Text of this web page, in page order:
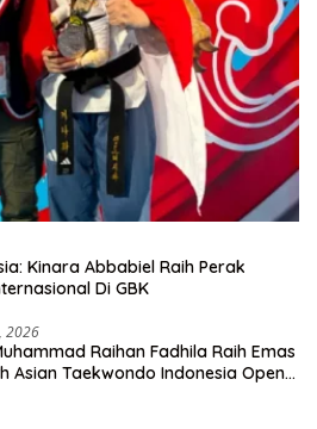
Kinara Abbabiel Raih Perak
Di GBK
2026
Raihan Fadhila Raih Emas
Asian Taekwondo Indonesia Open